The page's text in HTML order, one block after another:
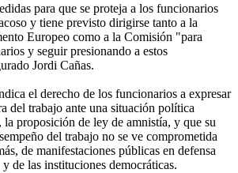
para que se proteja a los funcionarios
y tiene previsto dirigirse tanto a la
Europeo como a la Comisión "para
y seguir presionando a estos
Jordi Cañas.
el derecho de los funcionarios a expresar
del trabajo ante una situación política
la proposición de ley de amnistía, y que su
del trabajo no se ve comprometida
de manifestaciones públicas en defensa
de las instituciones democráticas.